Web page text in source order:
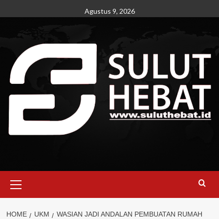
to
Agustus 9, 2026
Menu
HOME UKM
WASIAN JADI ANDALAN PEMBUATAN RUMAH